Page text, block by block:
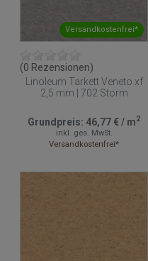
Versandkostenfrei*
(0 Rezensionen)
Linoleum Tarkett Veneto xf
2,5 mm | 702 Storm
Grundpreis: 46,77 €/ m2
inkl. ges. MwSt.
Versandkostenfrei*